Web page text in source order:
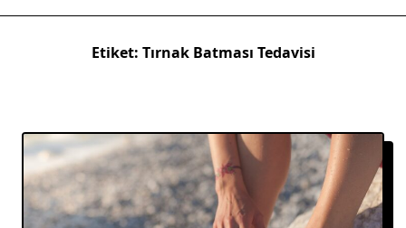
Etiket: Tırnak Batması Tedavisi